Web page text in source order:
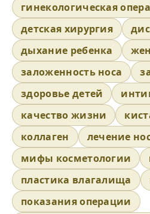
гинекологическая
детская хирургия
дыхание ребенка
заложенность носа
здоровье детей
качество жизни
коллаген
лечение
мифы косметологии
пластика влагалища
показания операции